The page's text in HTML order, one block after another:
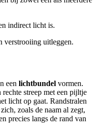
indirect licht is.
verstrooiing uitleggen.
een lichtbundel vormen.
streep met een pijltje
licht op gaat. Randstralen
zoals de naam al zegt,
precies langs de rand van